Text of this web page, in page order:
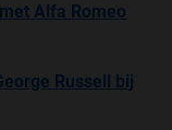
Alfa Romeo
Russell bij